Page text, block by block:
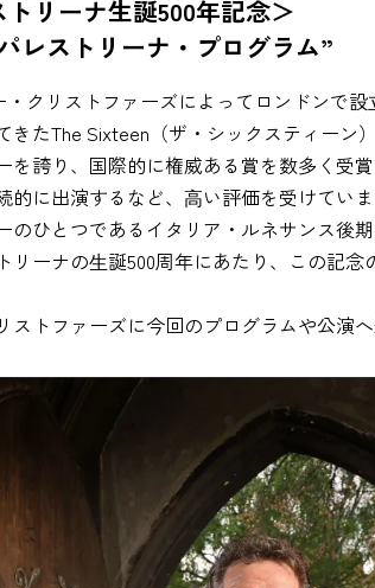
リーナ生誕500年記念＞
レストリーナ・プログラム”
・クリストファーズによってロンドンで
たThe Sixteen（ザ・シックスティーン
を誇り、国際的に権威ある賞を数多く受
に出演するなど、⾼い評価を受けていま
のひとつであるイタリア・ルネサンス後
ーナの⽣誕500周年にあたり、この記念
トファーズに今回のプログラムや公演へ